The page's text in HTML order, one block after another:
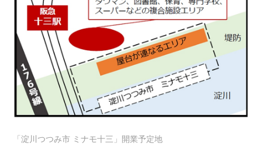
「淀川つつみ市 ミナモ十三」開業予定地